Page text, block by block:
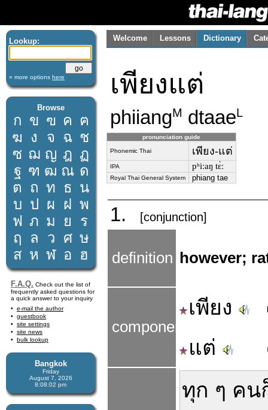
Lookup:
» more options here
Browse
ก ข ฃ ค ฅ
ฆ ง จ ฉ ช
ซ ฌ ญ ฎ ฏ
ฐ ฑ ฒ ณ ด
ต ถ ท ธ น
บ ป ผ ฝ พ
ฟ ภ ม ย
ร
ฤ
ล ว ศ ษ
ส ห ฬ อ ฮ
F.A.Q. Check out the list of
frequently asked questions for
a quick answer to your inquiry
e-mail the author
guestbook
site settings
site news
bulk lookup
Bangkok
Friday
August 7, 2026
8:08:03 pm
Welcome Lessons Dictionary
เพียงแต่
phiiangM dtaaeL
pronunciation guide
Phonemic Thai เพียง-แต่
IPA pʰiːaŋ tɛ̀ː
Royal Thai General System phiang tae
1. [conjunction]
definition however;
components
เพียง
แต่
ทุก ๆ คน